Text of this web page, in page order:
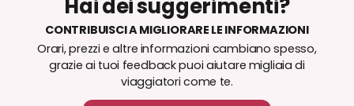
Hai dei suggerimenti?
CONTRIBUISCI A MIGLIORARE LE INFORMAZIONI
Orari, prezzi e altre informazioni cambiano spesso,
grazie ai tuoi feedback puoi aiutare migliaia di
viaggiatori come te.